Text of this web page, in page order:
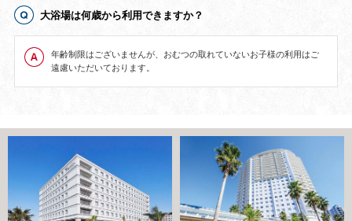
大浴場は何歳から利用できますか？
年齢制限はございませんが、
おむつの取れていないお子様の利用はご
遠慮いただいております。